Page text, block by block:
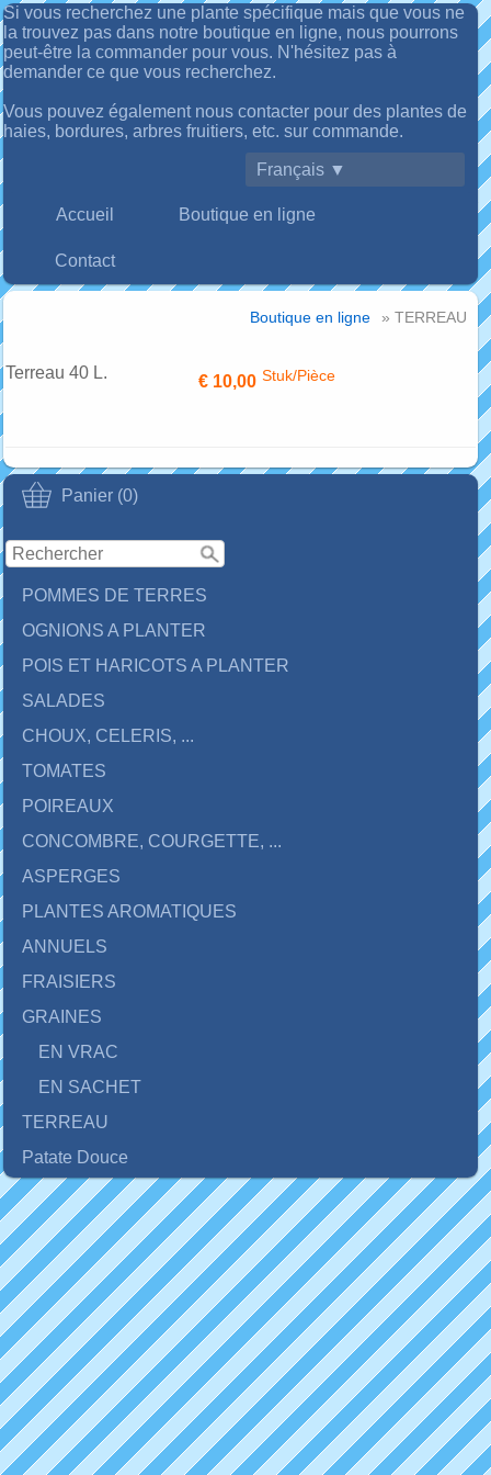
Si vous recherchez une plante spécifique mais que vous ne
la trouvez pas dans notre boutique en ligne, nous pourrons
peut-être la commander pour vous. N'hésitez pas à
demander ce que vous recherchez.
Vous pouvez également nous contacter pour des plantes de
haies, bordures, arbres fruitiers, etc. sur commande.
Français ▼
Accueil Boutique en ligne
Contact
Panier (0)
POMMES DE TERRES
OGNIONS A PLANTER
POIS ET HARICOTS A PLANTER
SALADES
CHOUX, CELERIS, ...
TOMATES
POIREAUX
CONCOMBRE, COURGETTE, ...
ASPERGES
PLANTES AROMATIQUES
ANNUELS
FRAISIERS
GRAINES
EN VRAC
EN SACHET
TERREAU
Patate Douce
Boutique en ligne » TERREAU
Terreau 40 L. € 10,00 Stuk/Pièce
Ajouter à mon panier